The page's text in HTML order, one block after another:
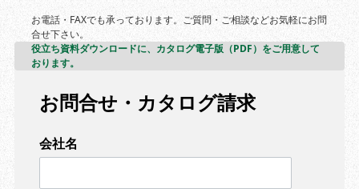
お電話・FAXでも承っております。ご質問・ご相談などお気軽にお問
合せ下さい。
役立ち資料ダウンロードに、カタログ電子版（PDF）をご用意して
おります。
お問合せ・カタログ請求
会社名